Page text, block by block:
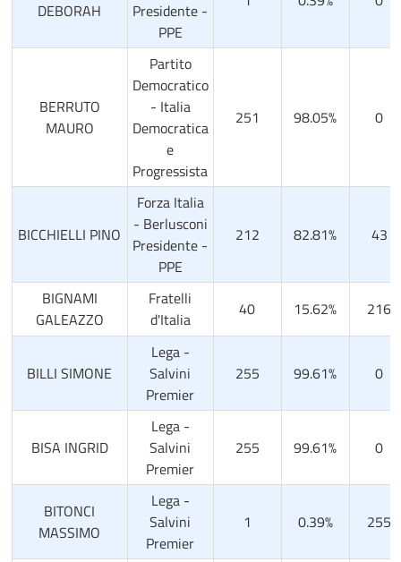
DEBORAH
Presidente -
PPE
BERRUTO
MAURO
Partito
Democratico
- Italia
Democratica
e
Progressista
251 98.05% 0
BICCHIELLI PINO
Forza Italia
- Berlusconi
Presidente -
PPE
212 82.81% 43
BIGNAMI
GALEAZZO
Fratelli
d'Italia
40 15.62% 216
BILLI SIMONE
Lega -
Salvini
Premier
255 99.61% 0
BISA INGRID
Lega -
Salvini
Premier
255 99.61% 0
BITONCI
MASSIMO
Lega -
Salvini
Premier
1 0.39% 255